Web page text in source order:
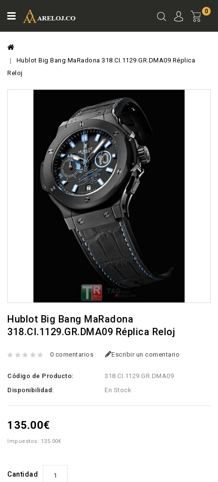
0
Hublot Big Bang MaRadona 318.CI.1129.GR.DMA09 Réplica
Reloj
Hublot Big Bang MaRadona
318.CI.1129.GR.DMA09 Réplica Reloj
0 comentarios Escribir un comentario
Código de Producto:
318.CI.1129.GR.DMA09
Disponibilidad:
En Stock
135.00€
Impuestos: 135.00€
Cantidad